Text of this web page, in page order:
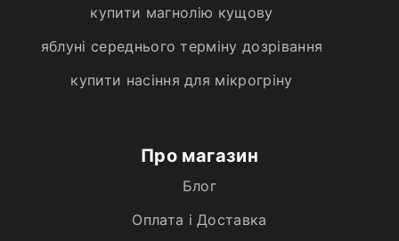
купити магнолію кущову
яблуні середнього терміну дозрівання
купити насіння для мікрогріну
Про магазин
Блог
Оплата і Доставка